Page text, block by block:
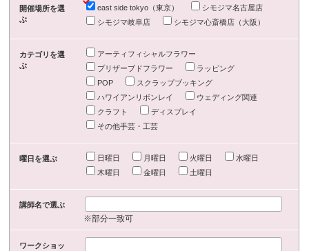
開催場所を選
ぶ
east side tokyo（東京）
シモジマ名古屋店
シモジマ岐阜店
シモジマ心斎橋店（大阪）
カテゴリを選
ぶ
アーティフィシャルフラワー
プリザーブドフラワー
ラッピング
POP
スクラップブッキング
ハワイアンリボンレイ
ウェディング関連
クラフト
ディスプレイ
その他手芸・工芸
曜日を選ぶ 日曜日 月曜日 火曜日
水曜日
木曜日
金曜日 土曜日
講師名で選ぶ
※部分一致可
ワークショッ